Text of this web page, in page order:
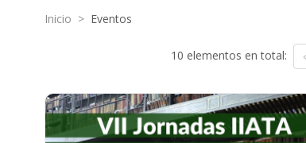
Inicio > Eventos
10 elementos en total: